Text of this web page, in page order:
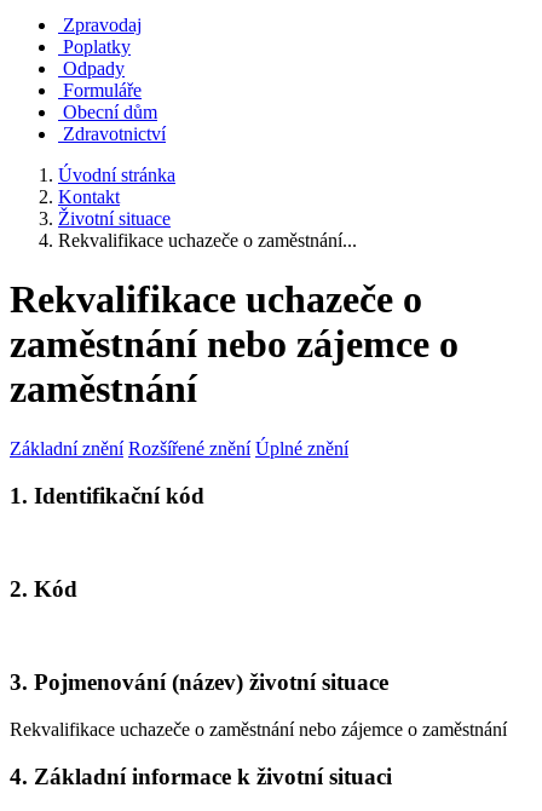
Zpravodaj
Poplatky
Odpady
Formuláře
Obecní dům
Zdravotnictví
Úvodní stránka
Kontakt
Životní situace
Rekvalifikace uchazeče o zaměstnání...
Rekvalifikace uchazeče o
zaměstnání nebo zájemce o
zaměstnání
Základní znění Rozšířené znění Úplné znění
1. Identifikační kód
2. Kód
3. Pojmenování (název) životní situace
Rekvalifikace uchazeče o zaměstnání nebo zájemce o zaměstnání
4. Základní informace k životní situaci